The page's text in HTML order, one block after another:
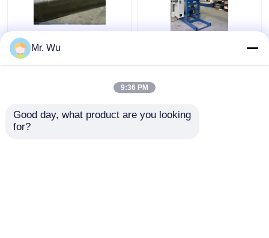
CNC 라이트 폴 도어 절
단 기계 최대 지름
Mr. Wu
9:36 PM
Good day, what product are you looking
for?